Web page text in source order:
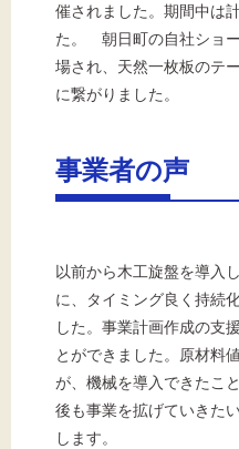
催されました。期間中は
た。 朝日町の自社ショ
場され、天然一枚板のテ
に繋がりました。
事業者の声
以前から木工旋盤を導入
に、タイミング良く持続
した。事業計画作成の支
とができました。原材料
が、機械を導入できたこ
後も事業を拡げていきた
します。